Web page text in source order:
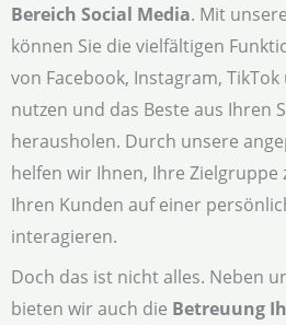
Bereich Social Media. Mit
können Sie die vielfältigen
von Facebook, Instagram,
nutzen und das Beste aus Ihren
herausholen. Durch unsere
helfen wir Ihnen, Ihre
Ihren Kunden auf einer
interagieren.
Doch das ist nicht alles. Neben
bieten wir auch die Betreuung